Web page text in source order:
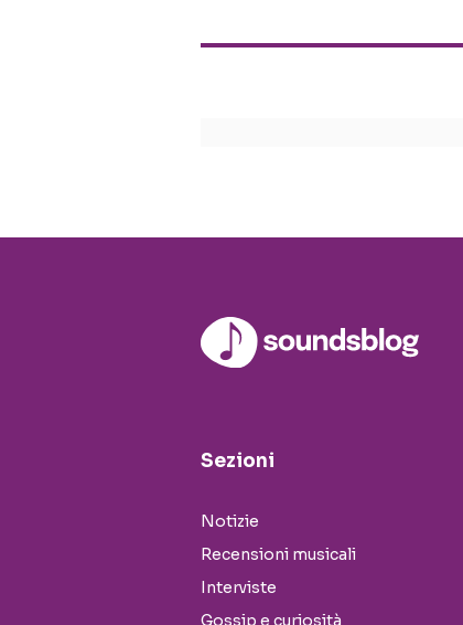
Sezioni
Notizie
Recensioni musicali
Interviste
Gossip e curiosità